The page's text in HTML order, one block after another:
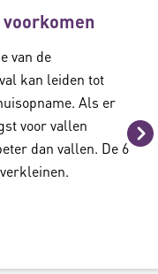
van de
kan leiden tot
Als er
voor vallen
dan vallen. De 6